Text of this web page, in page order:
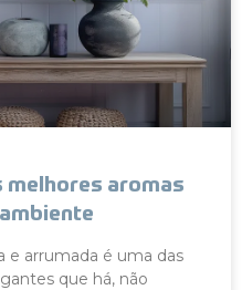
melhores aromas
e arrumada é uma das
que há, não